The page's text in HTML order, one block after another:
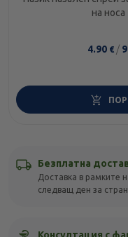
на
4.90 € /
Безплатна
Доставка в рамките
следващ ден за